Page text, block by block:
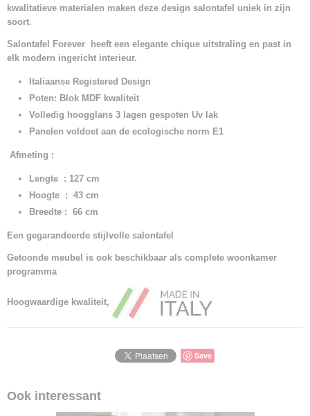
kwalitatieve materialen maken deze design salontafel uniek in zijn
soort.
Salontafel Forever heeft een elegante chique uitstraling en past in
elk modern ingericht interieur.
Italiaanse Registered Design
Poten: Blok MDF kwaliteit
Volledig hoogglans 3 lagen gespoten Uv lak
Panelen voldoet aan de ecologische norm E1
Afmeting :
Lengte : 127 cm
Hoogte : 43 cm
Breedte : 66 cm
Een gegarandeerde stijlvolle salontafel
Getoonde meubel is ook beschikbaar als complete woonkamer
programma
Hoogwaardige kwaliteit,
Save
Ook interessant